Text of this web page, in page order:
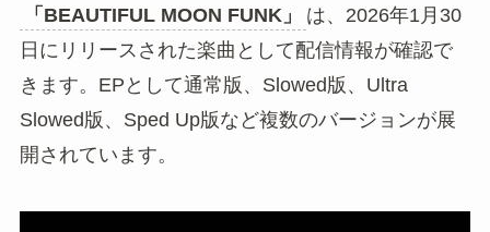
「BEAUTIFUL MOON FUNK」
は、2026年1月30
日にリリースされた楽曲として配信情報が確認で
きます。EPとして通常版、Slowed版、Ultra
Slowed版、Sped Up版など複数のバージョンが展
開されています。